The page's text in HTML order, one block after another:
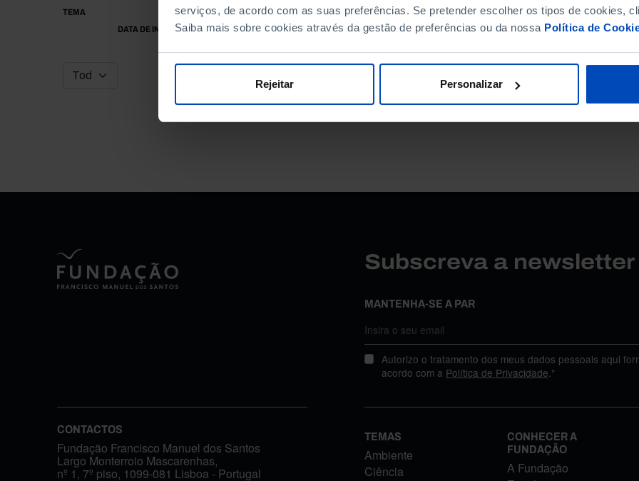
serviços, de acordo com as suas preferências. Se pretender escolher os tipos de cookies,
Saiba mais sobre cookies através da gestão de preferências ou da nossa Política de
Rejeitar Personalizar
TEMA
DATA DE INÍCIO
DATA DE FIM
Subscreva a
MANTENHA-SE A PAR
Autorizo o tratamento dos meus dados pessoais aqui
acordo com a Política de Privacidade.*
CONTACTOS
Fundação Francisco Manuel dos Santos
Largo Monterroio Mascarenhas,
nº 1, 7º piso, 1099-081 Lisboa - Portugal
TEMAS
Ambiente
Ciência
CONHECER A
FUNDAÇÃO
A Fundação